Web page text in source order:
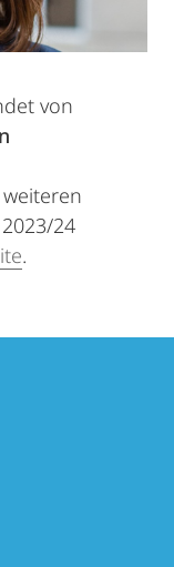
von
24
.